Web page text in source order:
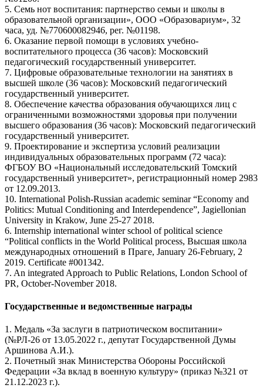
5. Семь нот воспитания: партнерство семьи и школы в
образовательной организации», ООО «Образовариум», 32
часа, уд. №770600082946, рег. №01198.
6. Оказание первой помощи в условиях учебно-
воспитательного процесса (36 часов): Московский
педагогический государственный университет.
7. Цифровые образовательные технологии на занятиях в
высшей школе (36 часов): Московский педагогический
государственный университет.
8. Обеспечение качества образования обучающихся лиц с
ограниченными возможностями здоровья при получении
высшего образования (36 часов): Московский педагогический
государственный университет.
9. Проектирование и экспертиза условий реализации
индивидуальных образовательных программ (72 часа):
ФГБОУ ВО «Национальный исследовательский Томский
государственный университет», регистрационный номер 2983
от 12.09.2013.
10. International Polish-Russian academic seminar “Economy and
Politics: Mutual Conditioning and Interdependence”, Jagiellonian
University in Krakow, June 25-27 2018.
6. Internship international winter school of political science
“Political conflicts in the World Political process, Высшая школа
международных отношений в Праге, January 26-February, 2
2019. Certificate #001342.
7. An integrated Approach to Public Relations, London School of
PR, October-November 2018.
Государственные и ведомственные награды
1. Медаль «За заслуги в патриотическом воспитании»
(№РЛ-26 от 13.05.2022 г., депутат Государственной Думы
Аршинова А.И.).
2. Почетный знак Министерства Обороны Российской
Федерации «За вклад в военную культуру» (приказ №321 от
21.12.2023 г.).